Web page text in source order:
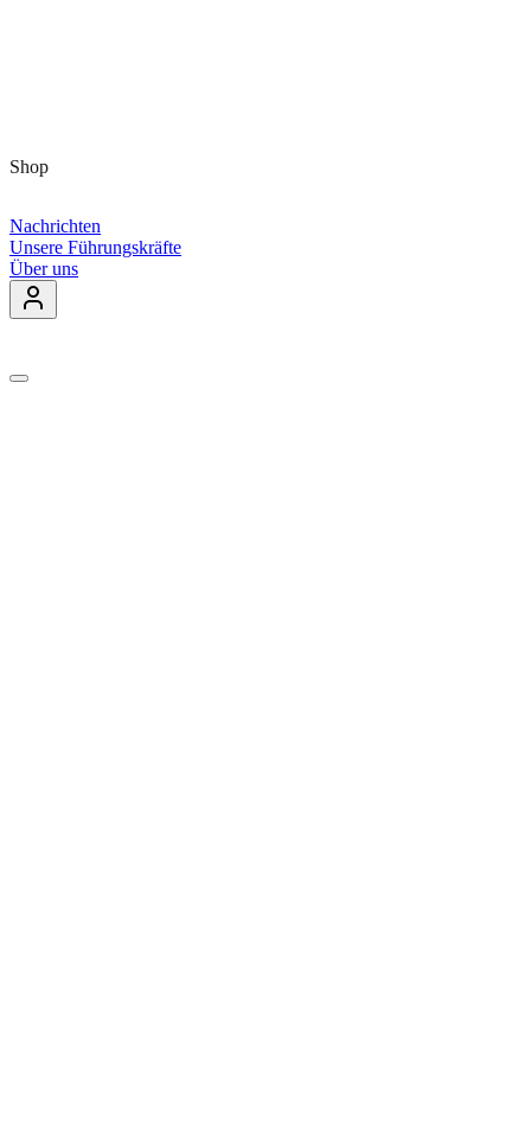
Shop
Nachrichten
Unsere Führungskräfte
Über uns